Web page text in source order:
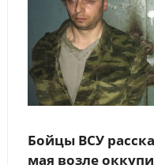
Бойцы ВСУ
мая возле